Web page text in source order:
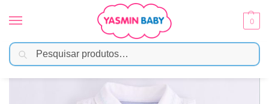
0
Início Moda Bebê / Saída Maternidade